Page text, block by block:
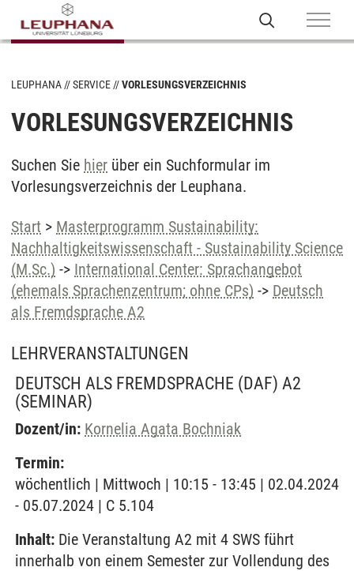
LEUPHANA SERVICE VORLESUNGSVERZEICHNIS
VORLESUNGSVERZEICHNIS
Suchen Sie hier über ein Suchformular im
Vorlesungsverzeichnis der Leuphana.
Start > Masterprogramm Sustainability:
Nachhaltigkeitswissenschaft - Sustainability Science
(M.Sc.) -> International Center: Sprachangebot
(ehemals Sprachenzentrum; ohne CPs) -> Deutsch
als Fremdsprache A2
LEHRVERANSTALTUNGEN
DEUTSCH ALS FREMDSPRACHE (DAF) A2
(SEMINAR)
Dozent/in: Kornelia Agata Bochniak
Termin:
wöchentlich | Mittwoch | 10:15 - 13:45 | 02.04.2024
- 05.07.2024 | C 5.104
Inhalt: Die Veranstaltung A2 mit 4 SWS führt
innerhalb von einem Semester zur Vollendung des